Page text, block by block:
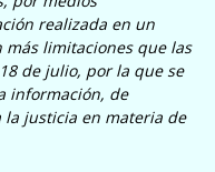
realizada en un
más limitaciones que las
de julio, por la que se
información, de
la justicia en materia de